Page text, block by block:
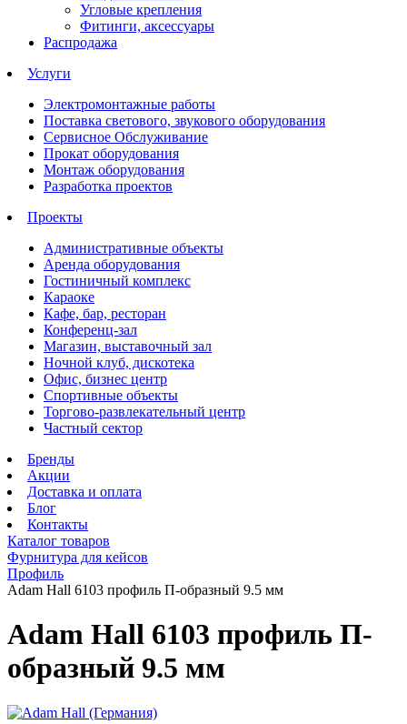
Угловые крепления
Фитинги, аксессуары
Распродажа
Услуги
Электромонтажные работы
Поставка светового, звукового оборудования
Сервисное Обслуживание
Прокат оборудования
Монтаж оборудования
Разработка проектов
Проекты
Административные объекты
Аренда оборудования
Гостиничный комплекс
Караоке
Кафе, бар, ресторан
Конференц-зал
Магазин, выставочный зал
Ночной клуб, дискотека
Офис, бизнес центр
Спортивные объекты
Торгово-развлекательный центр
Частный сектор
Бренды
Акции
Доставка и оплата
Блог
Контакты
Каталог товаров
Фурнитура для кейсов
Профиль
Adam Hall 6103 профиль П-образный 9.5 мм
Adam Hall 6103 профиль П-
образный 9.5 мм